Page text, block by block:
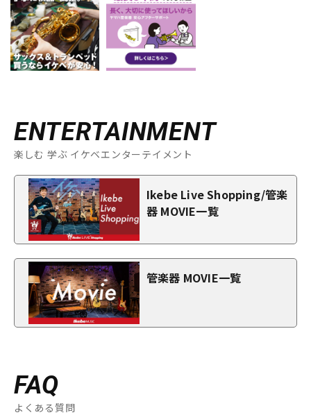
ENTERTAINMENT
楽しむ 学ぶ イケベエンターテイメント
Ikebe Live Shopping/管楽
器 MOVIE一覧
管楽器 MOVIE一覧
FAQ
よくある質問